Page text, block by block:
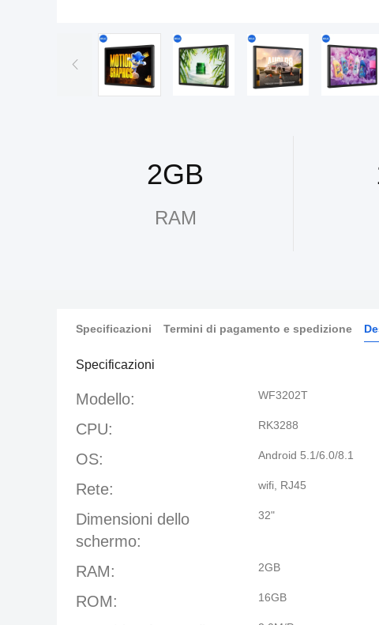
2GB
RAM
Specificazioni Termini di pagamento e spedizione
Specificazioni
Modello: WF3202T
CPU: RK3288
OS: Android 5.1/6.0/8.1
Rete: wifi, RJ45
Dimensioni dello
schermo:
32"
RAM: 2GB
ROM: 16GB